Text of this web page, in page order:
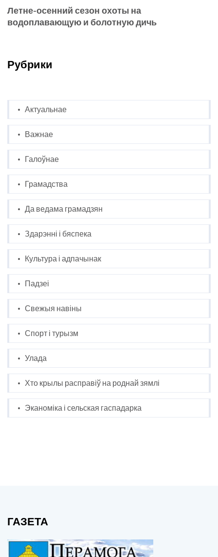
Летне-осенний сезон охоты на
водоплавающую и болотную дичь
Рубрики
Актуальнае
Важнае
Галоўнае
Грамадства
Да ведама грамадзян
Здарэнні і бяспека
Культура і адпачынак
Падзеі
Свежыя навіны
Спорт і турызм
Улада
Хто крылы расправіў на роднай зямлі
Эканоміка і сельская гаспадарка
ГАЗЕТА